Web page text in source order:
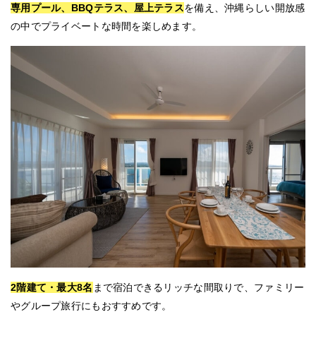
専用プール、BBQテラス、屋上テラスを備え、沖縄らしい開放感
の中でプライベートな時間を楽しめます。
2階建て・最大8名 まで宿泊できるリッチな間取りで、ファミリー
やグループ旅行にもおすすめです。